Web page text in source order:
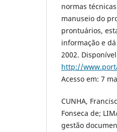
normas
manuseio do
prontuários,
informação e
2002.
http://
Acesso em: 7
CUNHA,
Fonseca de;
gestão